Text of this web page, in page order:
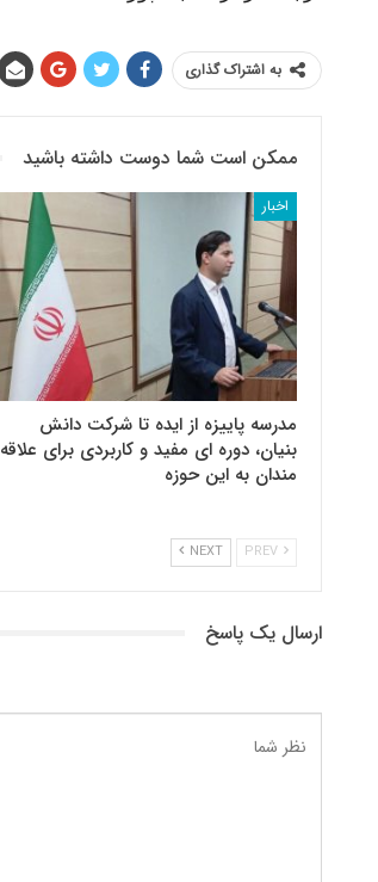
به اشتراک گذاری
ممکن است شما دوست داشته باشید
اخبار
مدرسه پاییزه از ایده تا شرکت دانش
بنیان، دوره ای مفید و کاربردی برای علاقه
مندان به این حوزه
NEXT
ارسال یک پاسخ